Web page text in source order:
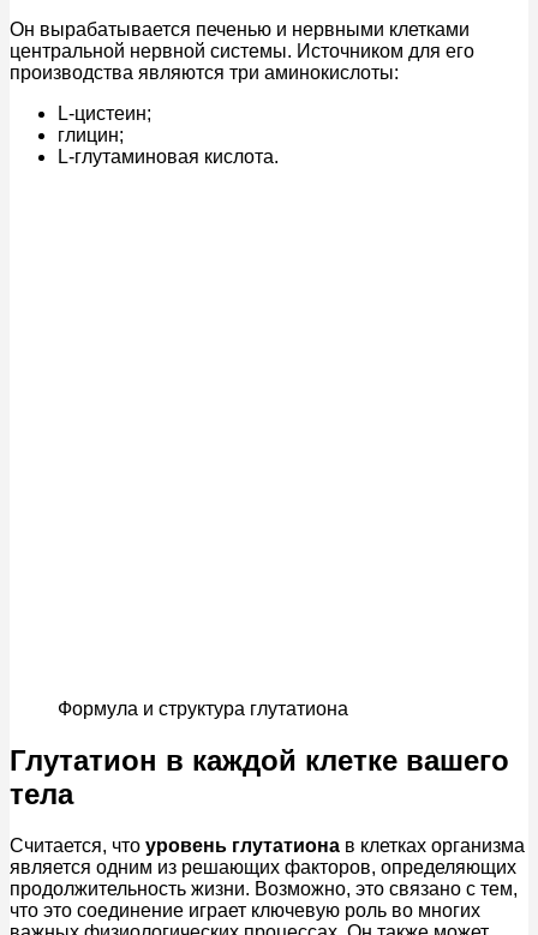
Он вырабатывается печенью и нервными клетками
центральной нервной системы. Источником для его
производства являются три аминокислоты:
L-цистеин;
глицин;
L-глутаминовая кислота.
Формула и структура глутатиона
Глутатион в каждой клетке вашего
тела
Считается, что уровень глутатиона в клетках организма
является одним из решающих факторов, определяющих
продолжительность жизни. Возможно, это связано с тем,
что это соединение играет ключевую роль во многих